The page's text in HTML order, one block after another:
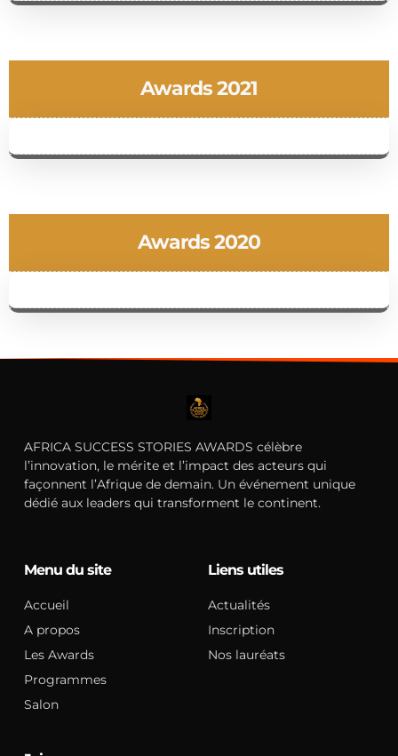
Awards 2021
Awards 2020
AFRICA SUCCESS STORIES AWARDS célèbre
l’innovation, le mérite et l’impact des acteurs qui
façonnent l’Afrique de demain. Un événement unique
dédié aux leaders qui transforment le continent.
Menu du site
Accueil
A propos
Les Awards
Programmes
Salon
Liens utiles
Actualités
Inscription
Nos lauréats